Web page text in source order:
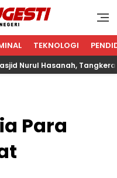
TEKNOLOGI
Hasanah, Tangkerang
Para